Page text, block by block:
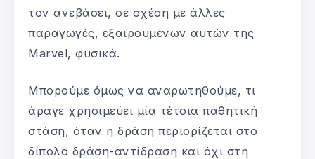
τον ανεβάσει, σε σχέση με άλλες
παραγωγές, εξαιρουμένων αυτών της
Marvel, φυσικά.
Μπορούμε όμως να αναρωτηθούμε, τι
άραγε χρησιμεύει μία τέτοια παθητική
στάση, όταν η δράση περιορίζεται στο
δίπολο δράση-αντίδραση και όχι στη